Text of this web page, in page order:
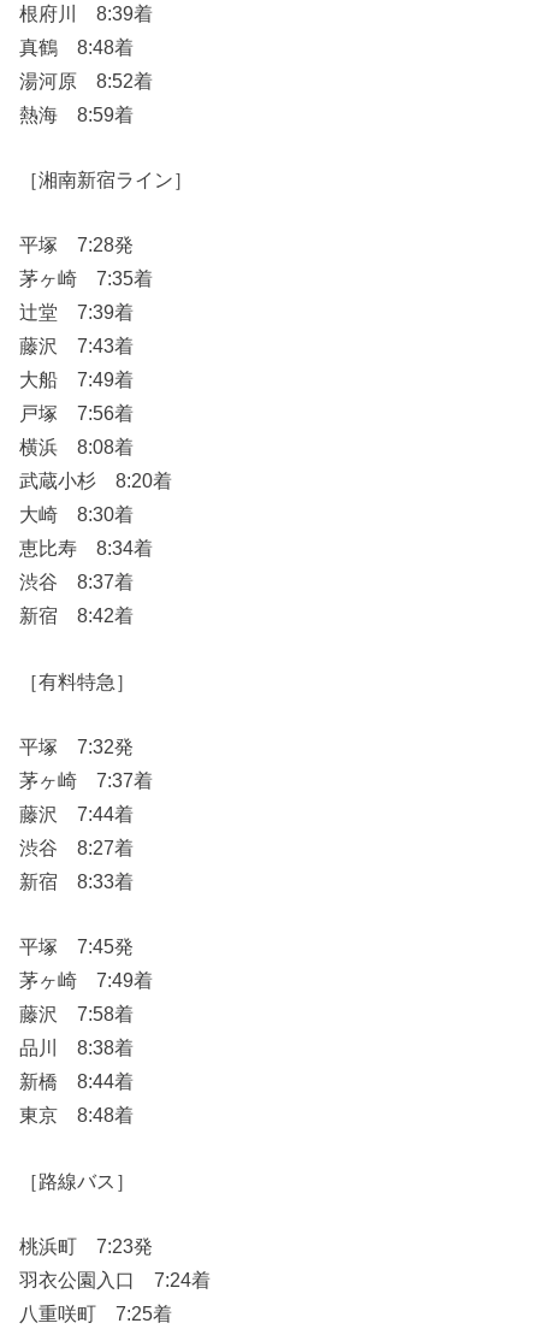
根府川 8:39着
真鶴 8:48着
湯河原 8:52着
熱海 8:59着
［湘南新宿ライン］
平塚 7:28発
茅ヶ崎 7:35着
辻堂 7:39着
藤沢 7:43着
大船 7:49着
戸塚 7:56着
横浜 8:08着
武蔵小杉 8:20着
大崎 8:30着
恵比寿 8:34着
渋谷 8:37着
新宿 8:42着
［有料特急］
平塚 7:32発
茅ヶ崎 7:37着
藤沢 7:44着
渋谷 8:27着
新宿 8:33着
平塚 7:45発
茅ヶ崎 7:49着
藤沢 7:58着
品川 8:38着
新橋 8:44着
東京 8:48着
［路線バス］
桃浜町 7:23発
羽衣公園入口 7:24着
八重咲町 7:25着